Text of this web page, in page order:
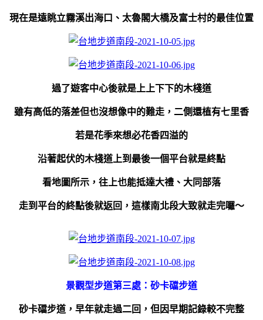
現在是遠眺立霧溪出海口、太魯閣大橋及富士村的最佳位置
過了遊客中心後就是上上下下的木棧道
雖有高低的落差但也沒想像中的難走，二側還植有七里香
若是花季來想必花香四溢的
沿著起伏的木棧道上到最後一個平台就是終點
看地圖所示，往上也能抵達大禮、大同部落
走到平台的終點後就返回，這樣南北段大致就走完囉～
景觀型步道第三處：砂卡礑步道
砂卡礑步道，早年就走過二回，但因早期記錄較不完整